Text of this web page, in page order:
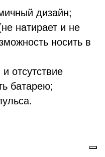
дизайн;
натирает и не
носить в
отсутствие
батарею;